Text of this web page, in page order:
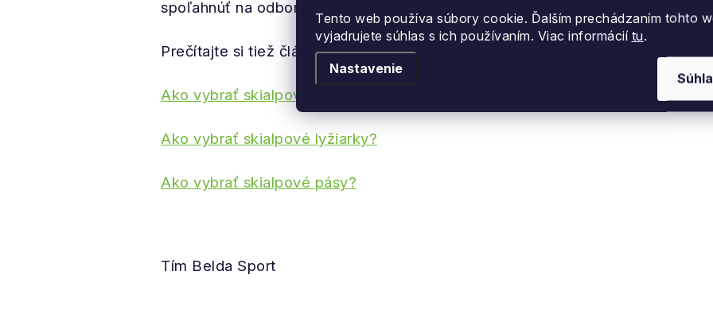
Tento web používa súbory cookie. Ďalším prechádzaním tohto
vyjadrujete súhlas s ich používaním. Viac informácií tu.
Nastavenie
spoľahnúť na odbornú montáž, ktorá je v cene setu.
Prečítajte si tiež články:
Ako vybrať skialpové lyže?
Ako vybrať skialpové lyžiarky?
Ako vybrať skialpové pásy?
Tím Belda Sport